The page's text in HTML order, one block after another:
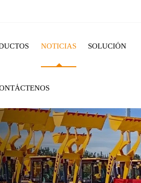
NOTICIAS SOLUCIÓN